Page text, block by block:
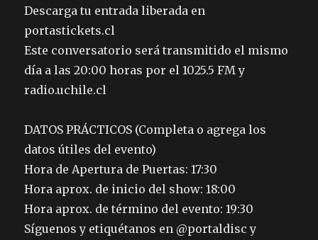
Descarga tu entrada liberada en
portastickets.cl
Este conversatorio será transmitido el mismo
día a las 20:00 horas por el 1025.5 FM y
radio.uchile.cl
DATOS PRÁCTICOS (Completa o agrega los
datos útiles del evento)
Hora de Apertura de Puertas: 17:30
Hora aprox. de inicio del show: 18:00
Hora aprox. de término del evento: 19:30
Síguenos y etiquétanos en @portaldisc y